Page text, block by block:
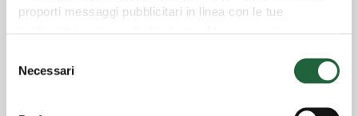
proporti messaggi pubblicitari in linea con le tue
in cui potrai modificare la tua scelta in qualsiasi momento
oppure puoi negare l'utilizzo di questi cookie cliccando su
delNecessari
Credem Euromobiliare Asset Management
richiedere informazioni e contenuti che sono esclusi